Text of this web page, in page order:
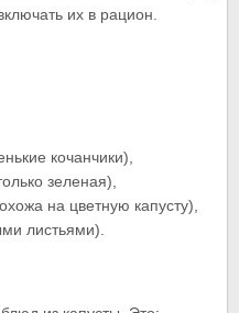
их в рацион.
кочанчики),
зеленая),
на цветную капусту),
листьями).